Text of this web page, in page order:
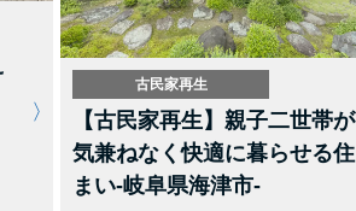
古民家再生
【古民家再生】親子二世帯が
気兼ねなく快適に暮らせる住
まい-岐阜県海津市-